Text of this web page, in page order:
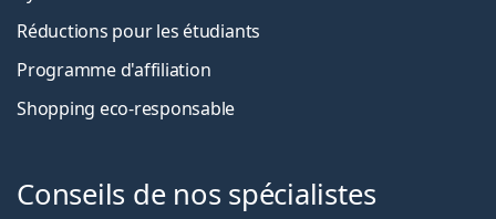
Réductions pour les étudiants
Programme d'affiliation
Shopping eco-responsable
Conseils de nos spécialistes